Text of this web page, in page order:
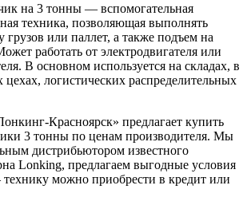
на 3 тонны — вспомогательная
техника, позволяющая выполнять
грузов или паллет, а также подъем на
работать от электродвигателя или
В основном используется на складах, в
логистических распределительных
Красноярск» предлагает купить
3 тонны по ценам производителя. Мы
дистрибьютором известного
Lonking, предлагаем выгодные условия
можно приобрести в кредит или